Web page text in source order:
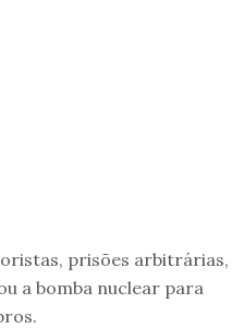
prisões arbitrárias,
a bomba nuclear para